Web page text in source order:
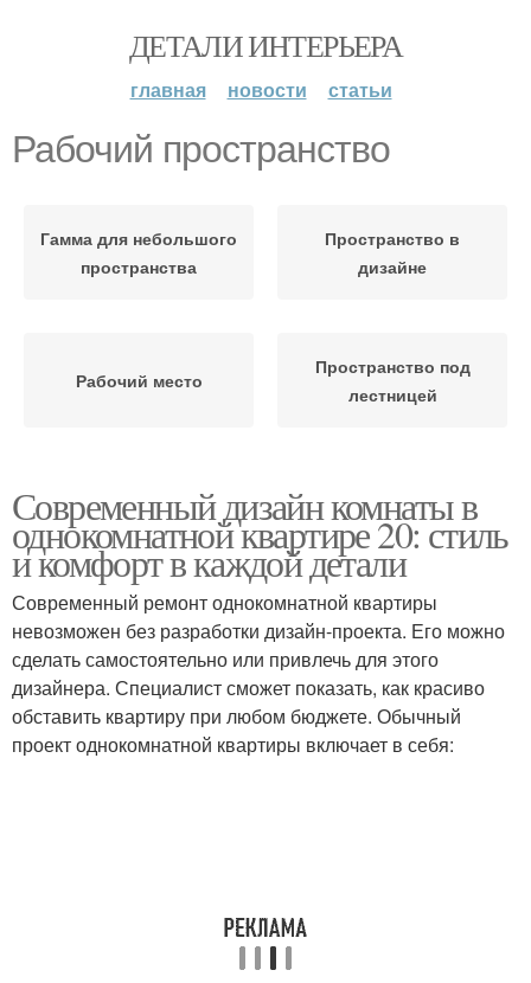
ДЕТАЛИ ИНТЕРЬЕРА
главная новости статьи
Рабочий пространство
Гамма для небольшого
пространства
Пространство в
дизайне
Рабочий место
Пространство под
лестницей
Современный дизайн комнаты в
однокомнатной квартире 20: стиль
и комфорт в каждой детали
Современный ремонт однокомнатной квартиры
невозможен без разработки дизайн-проекта. Его можно
сделать самостоятельно или привлечь для этого
дизайнера. Специалист сможет показать, как красиво
обставить квартиру при любом бюджете. Обычный
проект однокомнатной квартиры включает в себя: